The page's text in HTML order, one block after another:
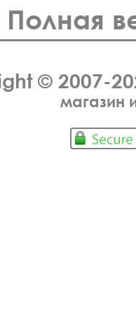
Полная
© 2007-
магазин